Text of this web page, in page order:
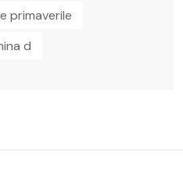
primaverile
d